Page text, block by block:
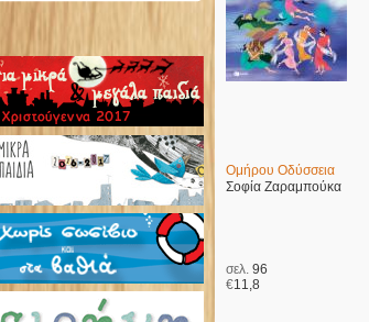
Ομήρου Οδύσσεια
Σοφία Ζαραμπούκα
σελ. 96
€11,8